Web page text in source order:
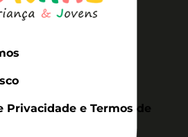
Privacidade e Termos de